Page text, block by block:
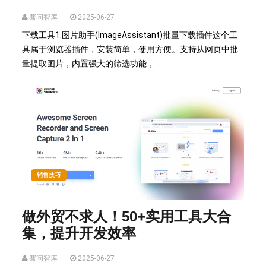
骞问智库 2025-06-27
下载工具1.图片助手(ImageAssistant)批量下载插件这个工
具属于浏览器插件，安装简单，使用方便。支持从网页中批
量提取图片，内置强大的筛选功能，...
销售技巧
做外贸不求人！50+实用工具大合
集，提升开发效率
骞问智库 2025-06-27